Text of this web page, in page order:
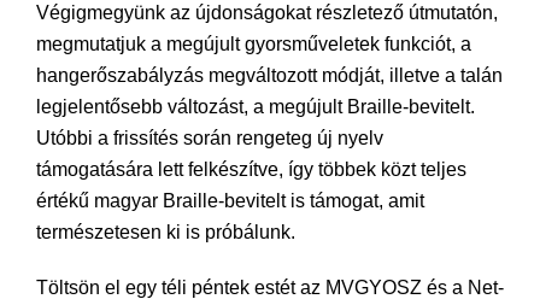
Végigmegyünk az újdonságokat részletező útmutatón,
megmutatjuk a megújult gyorsműveletek funkciót, a
hangerőszabályzás megváltozott módját, illetve a talán
legjelentősebb változást, a megújult Braille-bevitelt.
Utóbbi a frissítés során rengeteg új nyelv
támogatására lett felkészítve, így többek közt teljes
értékű magyar Braille-bevitelt is támogat, amit
természetesen ki is próbálunk.
Töltsön el egy téli péntek estét az MVGYOSZ és a Net-